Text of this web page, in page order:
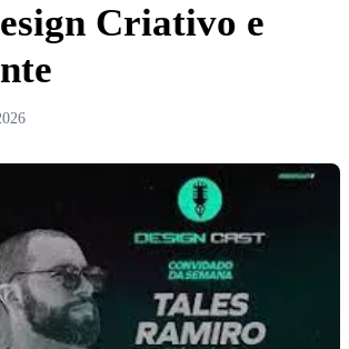
Criativo e